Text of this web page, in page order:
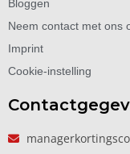
Bloggen
Neem contact met ons
Imprint
Cookie-instelling